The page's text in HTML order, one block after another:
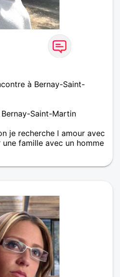
à Bernay-Saint-
Saint-Martin
je recherche l amour avec
famille avec un homme